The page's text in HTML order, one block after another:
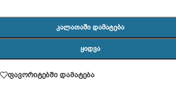
ᲙᲐᲚᲐᲗᲐᲨᲘ ᲓᲐᲛᲐᲢᲔᲑᲐ
ᲧᲘᲓᲕᲐ
ფავორიტებში დამატება